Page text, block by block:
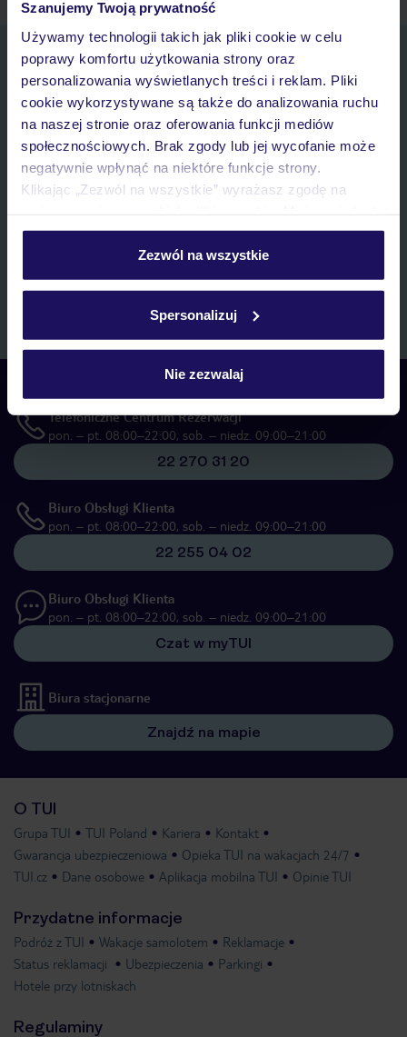
Szanujemy Twoją prywatność
Używamy technologii takich jak pliki cookie w celu
poprawy komfortu użytkowania strony oraz
personalizowania wyświetlanych treści i reklam. Pliki
cookie wykorzystywane są także do analizowania ruchu
na naszej stronie oraz oferowania funkcji mediów
społecznościowych. Brak zgody lub jej wycofanie może
negatywnie wpłynąć na niektóre funkcje strony.
Klikając „Zezwól na wszystkie” wyrażasz zgodę na
personalizować swój wybór wchodząc w zakładkę
Szczegółowe informacje o plikach cookie znajdziesz
Zezwól na wszystkie
Spersonalizuj
Nie zezwalaj
Zapisz się do newslettera
IMIĘ*
E-MAIL*
Wyrażam zgodę na przetwarzanie danych osobowych przez TUI
marketingowych, w zakresie oraz celu wskazanym w„Informacji o
przetwarzaniu danych osobowych”, poprzez elektroniczną formę
systemów wywołujących.
Zapisz się
Skontaktuj się z nami
Telefoniczne Centrum Rezerwacji
pon. – pt. 08:00–22:00, sob. – niedz. 09:00–21:00
22 270 31 20
Biuro Obsługi Klienta
pon. – pt. 08:00–22:00, sob. – niedz. 09:00–21:00
22 255 04 02
Biuro Obsługi Klienta
pon. – pt. 08:00–22:00, sob. – niedz. 09:00–21:00
Czat w myTUI
Biura stacjonarne
Znajdź na mapie
O TUI
Grupa TUI TUI Poland Kariera
Kontakt
Gwarancja ubezpieczeniowa
Opieka TUI na wakacjach 24/7
TUI.cz
Dane osobowe Aplikacja mobilna TUI Opinie TUI
Przydatne informacje
Podróż z TUI Wakacje samolotem
Reklamacje
Status reklamacji
Ubezpieczenia
Parkingi
Hotele przy lotniskach
Regulaminy